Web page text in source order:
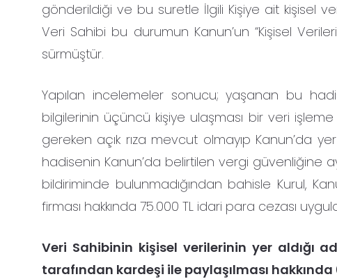
gönderildiği ve bu suretle İlgili Kişiye ait kişisel
Veri Sahibi bu durumun Kanun’un “Kişisel
sürmüştür.
Yapılan incelemeler sonucu; yaşanan bu
bilgilerinin üçüncü kişiye ulaşması bir veri
gereken açık rıza mevcut olmayıp Kanun’da
hadisenin Kanun’da belirtilen vergi güvenliğine
bildiriminde bulunmadığından bahisle Kurul,
firması hakkında 75.000 TL idari para cezası
Veri Sahibinin kişisel verilerinin yer aldığı
tarafından kardeşi ile paylaşılması